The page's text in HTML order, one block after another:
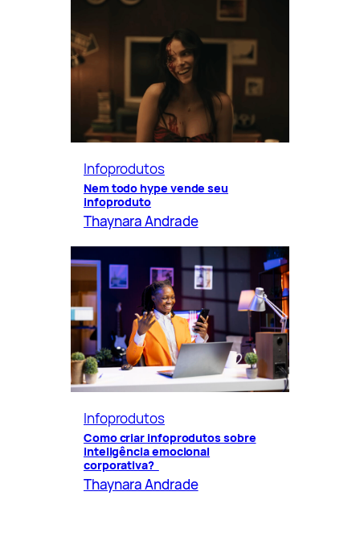
Infoprodutos
Nem todo hype vende seu
infoproduto
Thaynara Andrade
Infoprodutos
Como criar infoprodutos sobre
inteligência emocional
corporativa?
Thaynara Andrade